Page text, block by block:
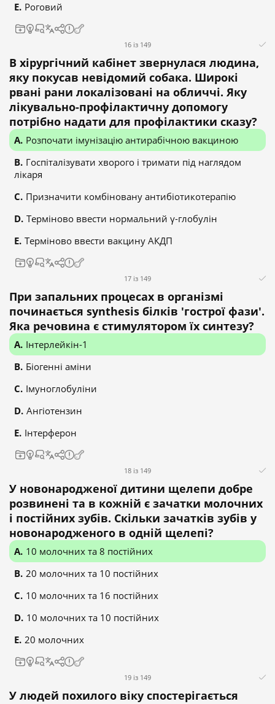
Роговий
16 із 149
В хірургічний кабінет звернулася людина,
яку покусав невідомий собака. Широкі
рвані рани локалізовані на обличчі. Яку
лікувально-профілактичну допомогу
потрібно надати для профілактики сказу?
Розпочати імунізацію антирабічною вакциною
Госпіталізувати хворого і тримати під наглядом
лікаря
Призначити комбіновану антибіотикотерапію
Терміново ввести нормальний γ-глобулін
Терміново ввести вакцину АКДП
17 із 149
При запальних процесах в організмі
починається synthesis білків 'гострої фази'.
Яка речовина є стимулятором їх синтезу?
Інтерлейкін-1
Біогенні аміни
Імуноглобуліни
Ангіотензин
Інтерферон
18 із 149
У новонародженої дитини щелепи добре
розвинені та в кожній є зачатки молочних
і постійних зубів. Скільки зачатків зубів у
новонародженого в одній щелепі?
10 молочних та 8 постійних
20 молочних та 10 постійних
10 молочних та 16 постійних
10 молочних та 10 постійних
20 молочних
19 із 149
У людей похилого віку спостерігається